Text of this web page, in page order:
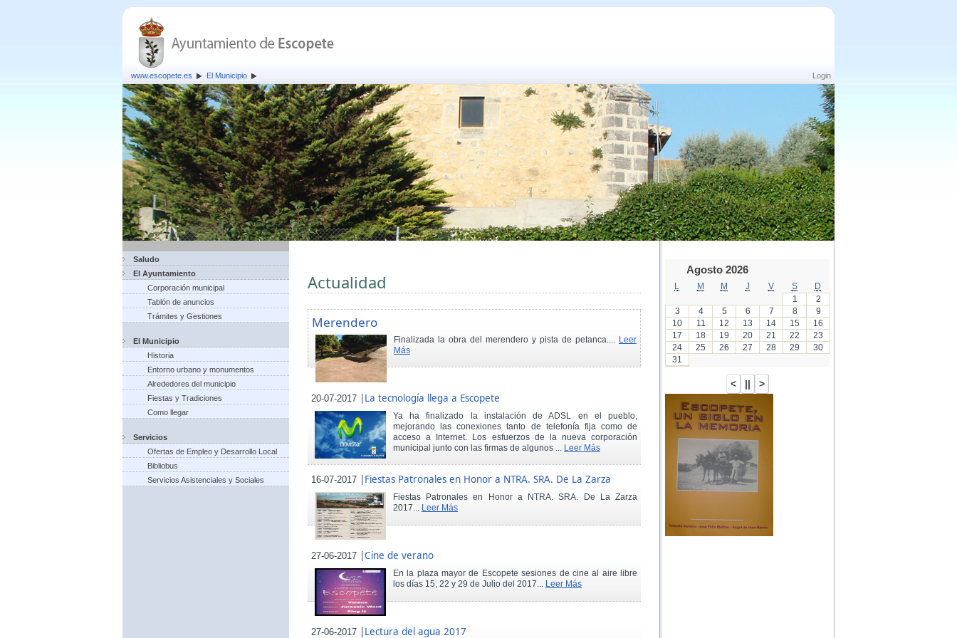
Login
www.escopete.es El Municipio
Saludo
El Ayuntamiento
Corporación municipal
Tablón de anuncios
Trámites y Gestiones
El Municipio
Historia
Entorno urbano y monumentos
Alrededores del municipio
Fiestas y Tradiciones
Como llegar
Servicios
Ofertas de Empleo y Desarrollo Local
Bibliobus
Servicios Asistenciales y Sociales
Actualidad
Merendero
Finalizada la obra del merendero y pista de petanca.... Leer
Más
20-07-2017 |La tecnología llega a Escopete
Ya ha finalizado la instalación de ADSL en el pueblo,
mejorando las conexiones tanto de telefonía fija como de
acceso a Internet. Los esfuerzos de la nueva corporación
municipal junto con las firmas de algunos ... Leer Más
16-07-2017 |Fiestas Patronales en Honor a NTRA. SRA. De La Zarza
Fiestas Patronales en Honor a NTRA. SRA. De La Zarza
2017... Leer Más
27-06-2017 |Cine de verano
En la plaza mayor de Escopete sesiones de cine al aire libre
los días 15, 22 y 29 de Julio del 2017... Leer Más
27-06-2017 |Lectura del agua 2017
Agosto 2026
M M J V S
D
1
2
3
4 5 6 7 8
9
10
11 12 13 14 15
16
17
18 19 20 21 22
23
24
25 26 27 28 29
30
31